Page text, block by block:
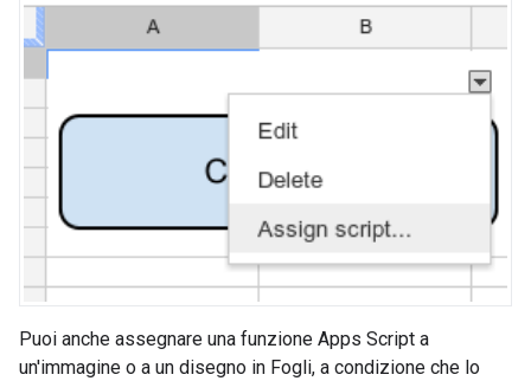
Puoi anche assegnare una funzione Apps Script a
un'immagine o a un disegno in Fogli, a condizione che lo